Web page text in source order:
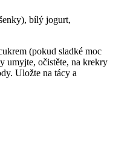
bílý jogurt,
(pokud sladké moc
umyjte, očistěte, na krekry
Uložte na tácy a